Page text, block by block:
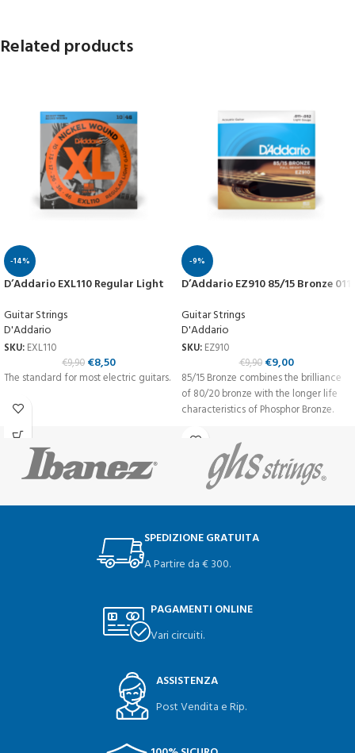
Related products
-14%
D’Addario EXL110 Regular Light
Guitar Strings
D'Addario
SKU: EXL110
€9,90 €8,50
The standard for most electric guitars.
-9%
D’Addario EZ910 85/15 Bronze 011
Guitar Strings
D'Addario
SKU: EZ910
€9,90 €9,00
85/15 Bronze combines the brilliance
of 80/20 bronze with the longer life
characteristics of Phosphor Bronze.
SPEDIZIONE GRATUITA
A Partire da € 300.
PAGAMENTI ONLINE
Vari circuiti.
ASSISTENZA
Post Vendita e Rip.